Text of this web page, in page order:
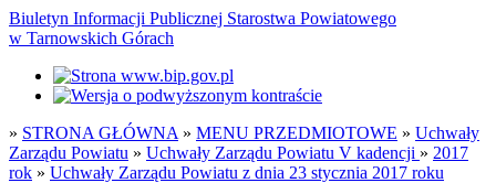
Biuletyn Informacji Publicznej Starostwa Powiatowego
w Tarnowskich Górach
» STRONA GŁÓWNA » MENU PRZEDMIOTOWE » Uchwały
Zarządu Powiatu » Uchwały Zarządu Powiatu V kadencji » 2017
rok » Uchwały Zarządu Powiatu z dnia 23 stycznia 2017 roku